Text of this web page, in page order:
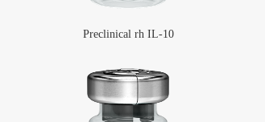
Preclinical rh IL-10